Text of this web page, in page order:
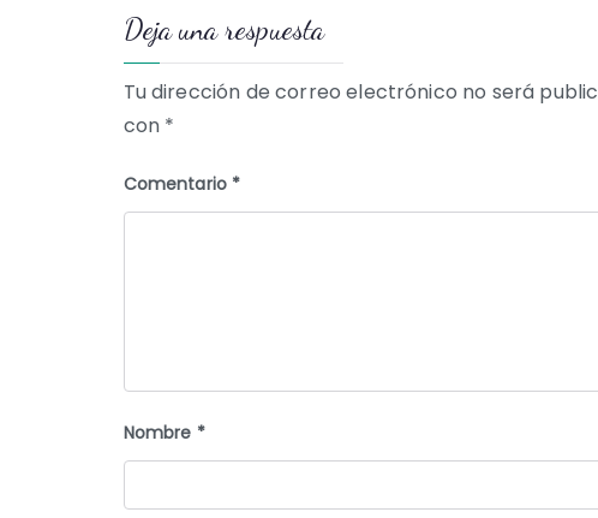
entradas
Deja una respuesta
Tu dirección de correo electrónico no será
con *
Comentario *
Nombre *